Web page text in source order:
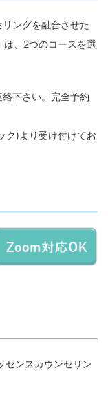
ングを融合させた
は、2つのコースを選
下さい。完全予約
ク)より受け付けてお
センスカウンセリン